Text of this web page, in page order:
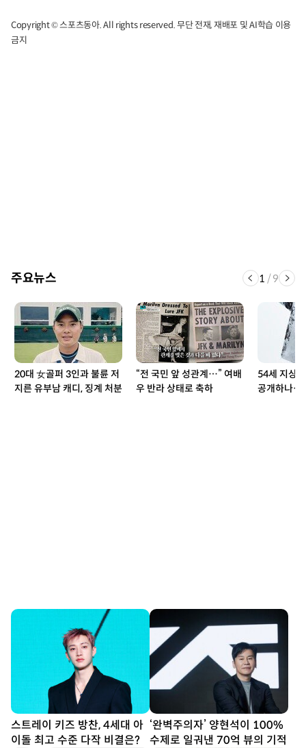
Copyright © 스포츠동아. All rights reserved. 무단 전재, 재배포 및 AI학습 이용
금지
주요뉴스 1 /9
20대 女골퍼 3인과 불륜 저
지른 유부남 캐디, 징계 처분
“전 국민 앞 성관계…” 여배
우 반라 상태로 축하
54세 지상
공개하나…‘
스트레이 키즈 방찬, 4세대 아
이돌 최고 수준 다작 비결은?
‘완벽주의자’ 양현석이 100%
수제로 일궈낸 70억 뷰의 기적